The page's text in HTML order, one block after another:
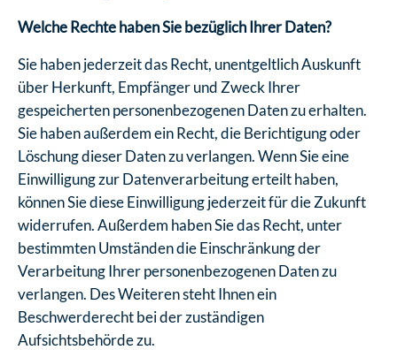
Welche Rechte haben Sie bezüglich Ihrer Daten?
Sie haben jederzeit das Recht, unentgeltlich Auskunft
über Herkunft, Empfänger und Zweck Ihrer
gespeicherten personenbezogenen Daten zu erhalten.
Sie haben außerdem ein Recht, die Berichtigung oder
Löschung dieser Daten zu verlangen. Wenn Sie eine
Einwilligung zur Datenverarbeitung erteilt haben,
können Sie diese Einwilligung jederzeit für die Zukunft
widerrufen. Außerdem haben Sie das Recht, unter
bestimmten Umständen die Einschränkung der
Verarbeitung Ihrer personenbezogenen Daten zu
verlangen. Des Weiteren steht Ihnen ein
Beschwerderecht bei der zuständigen
Aufsichtsbehörde zu.